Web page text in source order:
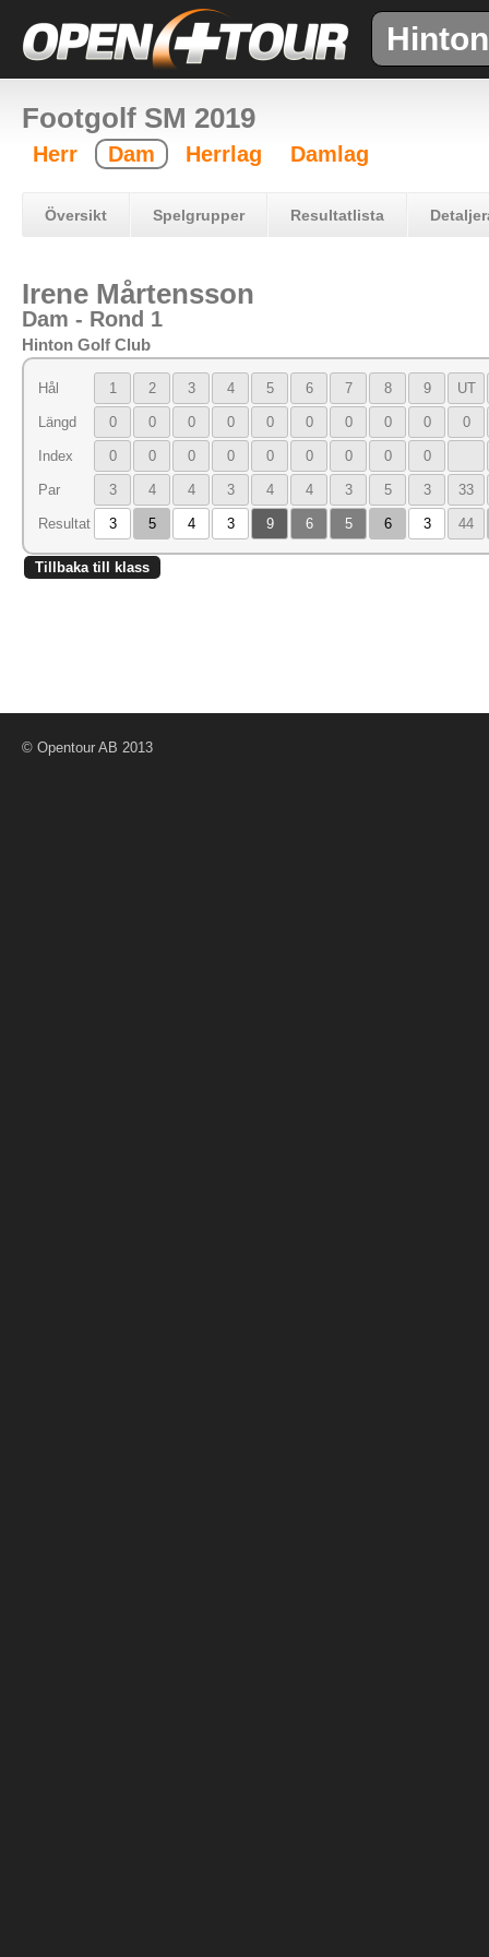
Footgolf SM 2019
Herr Dam Herrlag Damlag
Översikt Spelgrupper Resultatlista
Irene Mårtensson
Dam - Rond 1
Hinton Golf Club
Hål 1 2 3 4 5 6 7 8 9 UT
Längd 0 0 0 0 0 0 0 0 0 0
Index 0 0 0 0 0 0 0 0 0
Par 3 4 4 3 4 4 3 5 3 33
Resultat 3 5 4 3 9 6 5 6 3 44
Tillbaka till klass
© Opentour AB 2013